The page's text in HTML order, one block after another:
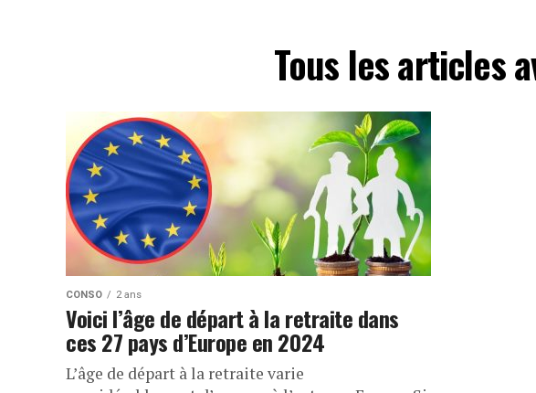
Tous les articles
CONSO 2 ans
Voici l’âge de départ à la retraite dans
ces 27 pays d’Europe en 2024
L’âge de départ à la retraite varie